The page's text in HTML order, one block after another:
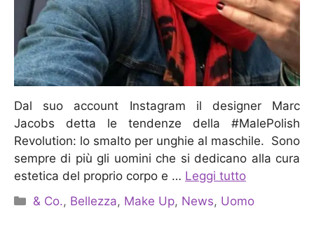
Dal suo account Instagram il designer Marc
Jacobs detta le tendenze della #MalePolish
Revolution: lo smalto per unghie al maschile. Sono
sempre di più gli uomini che si dedicano alla cura
estetica del proprio corpo e … Leggi tutto
Categorie
& Co., Bellezza, Make Up, News, Uomo